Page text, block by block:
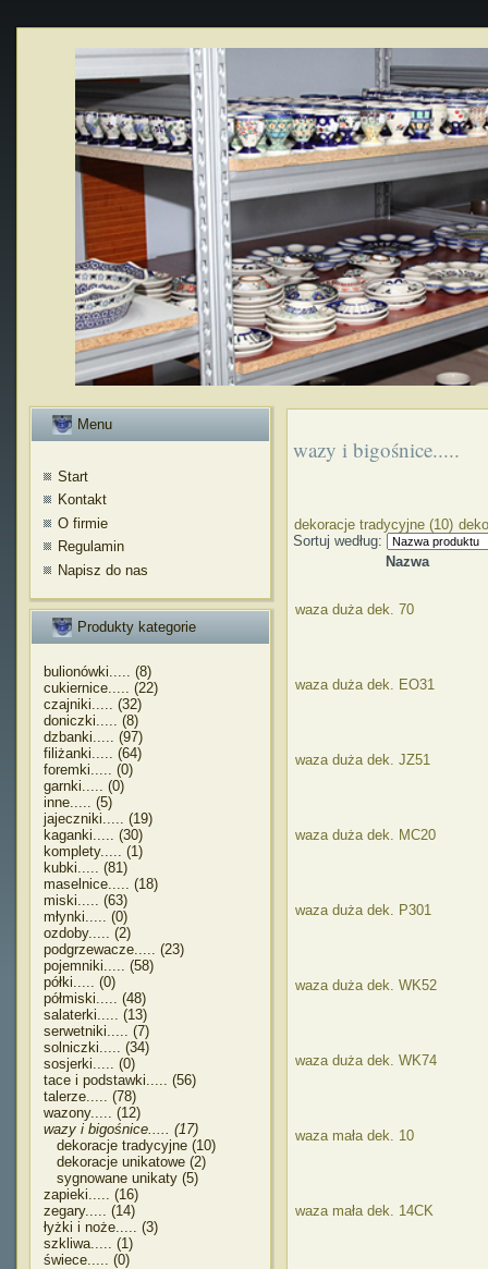
Menu
Start
Kontakt
O firmie
Regulamin
Napisz do nas
Produkty kategorie
bulionówki..... (8)
cukiernice..... (22)
czajniki..... (32)
doniczki..... (8)
dzbanki..... (97)
filiżanki..... (64)
foremki..... (0)
garnki..... (0)
inne..... (5)
jajeczniki..... (19)
kaganki..... (30)
komplety..... (1)
kubki..... (81)
maselnice..... (18)
miski..... (63)
młynki..... (0)
ozdoby..... (2)
podgrzewacze..... (23)
pojemniki..... (58)
półki..... (0)
półmiski..... (48)
salaterki..... (13)
serwetniki..... (7)
solniczki..... (34)
sosjerki..... (0)
tace i podstawki..... (56)
talerze..... (78)
wazony..... (12)
wazy i bigośnice..... (17)
dekoracje tradycyjne (10)
dekoracje unikatowe (2)
sygnowane unikaty (5)
zapieki..... (16)
zegary..... (14)
łyżki i noże..... (3)
szkliwa..... (1)
świece..... (0)
wazy i bigośnice.....
dekoracje tradycyjne (10)
Sortuj według:
Nazwa
waza duża dek. 70
waza duża dek. EO31
waza duża dek. JZ51
waza duża dek. MC20
waza duża dek. P301
waza duża dek. WK52
waza duża dek. WK74
waza mała dek. 10
waza mała dek. 14CK